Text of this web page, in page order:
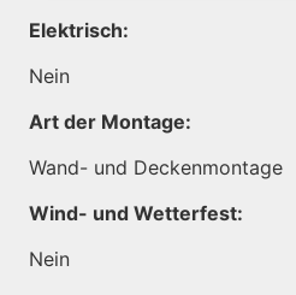
Elektrisch:
Nein
Art der Montage:
Wand- und Deckenmontage
Wind- und Wetterfest:
Nein